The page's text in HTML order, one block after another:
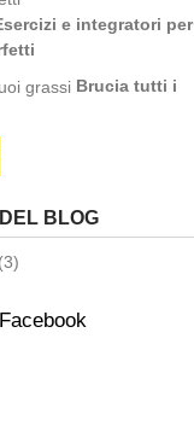
e integratori per
Brucia tutti i
BLOG
(3)